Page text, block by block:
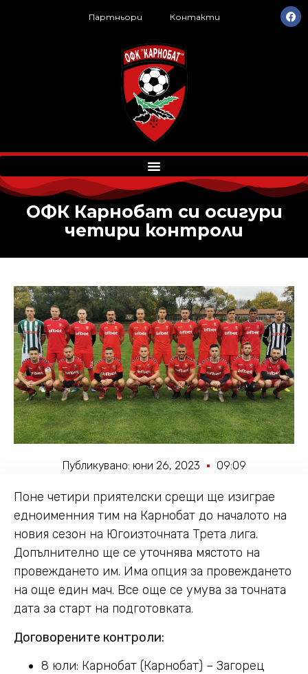
Партньори Контакти
ОФК Карнобат си осигури
четири контроли
Публикувано: юни 26, 2023 09:09
Поне четири приятелски срещи ще изиграе
едноименния тим на Карнобат до началото на
новия сезон на Югоизточната Трета лига.
Допълнително ще се уточнява мястото на
провеждането им. Има опция за провеждането
на още един мач. Все още се умува за точната
дата за старт на подготовката.
Договорените контроли:
8 юли: Карнобат (Карнобат) – Загорец